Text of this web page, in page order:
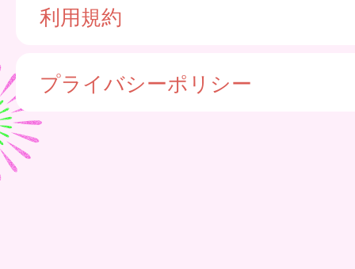
利用規約
プライバシーポリシー